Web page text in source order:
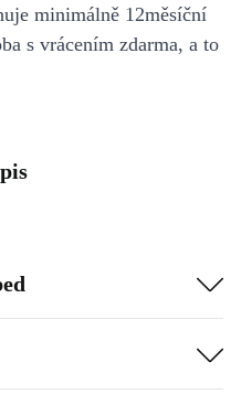
minimálně 12měsíční
s vrácením zdarma, a to